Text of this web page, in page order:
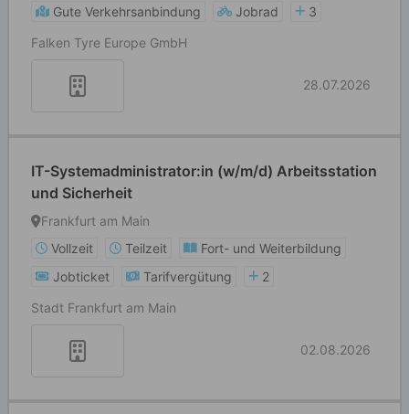
Gute Verkehrsanbindung
Jobrad
3
Falken Tyre Europe GmbH
28.07.2026
IT-Systemadministrator:in (w/m/d) Arbeitsstation
und Sicherheit
Frankfurt am Main
Vollzeit
Teilzeit
Fort- und Weiterbildung
Jobticket
Tarifvergütung
2
Stadt Frankfurt am Main
02.08.2026